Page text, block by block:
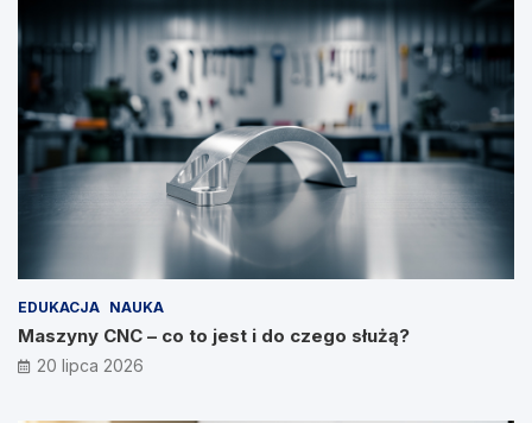
EDUKACJA NAUKA
Maszyny CNC – co to jest i do czego służą?
20 lipca 2026